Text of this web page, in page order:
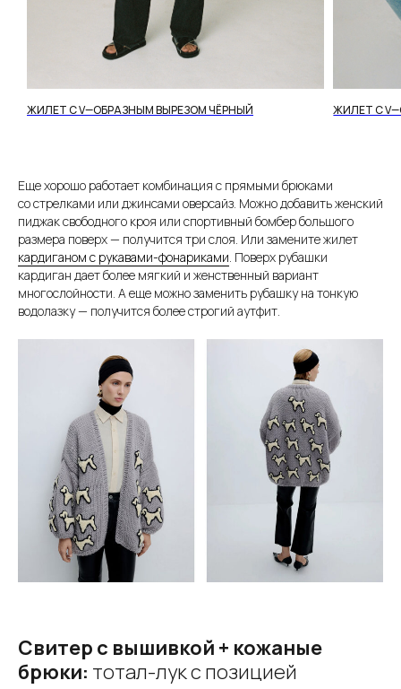
ЖИЛЕТ С V—ОБРАЗНЫМ ВЫРЕЗОМ ЧЁРНЫЙ ЖИЛЕТ С
Еще хорошо работает комбинация с прямыми брюками
со стрелками или джинсами оверсайз. Можно добавить женский
пиджак свободного кроя или спортивный бомбер большого
размера поверх — получится три слоя. Или замените жилет
кардиганом с рукавами-фонариками. Поверх рубашки
кардиган дает более мягкий и женственный вариант
многослойности. А еще можно заменить рубашку на тонкую
водолазку — получится более строгий аутфит.
Свитер с вышивкой + кожаные
брюки: тотал-лук с позицией